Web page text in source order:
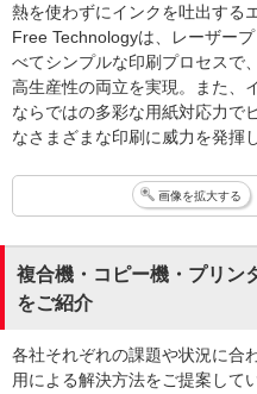
熱を使わずにインクを吐出する
Free Technologyは、レーザー
べてシンプルな印刷プロセスで
高生産性の両立を実現。また、
ならではの多彩な用紙対応力で
なさまざまな印刷に威力を発揮
画像を拡大する
複合機・コピー機・プリン
をご紹介
各社それぞれの課題や状況に合
用による解決方法をご提案して